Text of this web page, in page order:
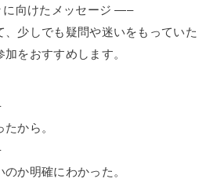
向けたメッセージ —–
、少しでも疑問や迷いをもっていた
をおすすめします。
から。
か明確にわかった。